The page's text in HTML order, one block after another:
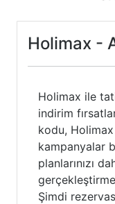
Holimax -
Holimax ile
indirim
kodu,
kampanyalar
planlarınızı
Şimdi